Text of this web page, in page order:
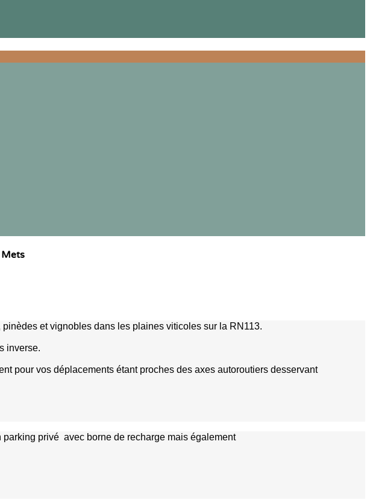
Mets
et vignobles dans les plaines viticoles sur la RN113.
inverse.
pour vos déplacements étant proches des axes autoroutiers desservant
parking privé avec borne de recharge mais également